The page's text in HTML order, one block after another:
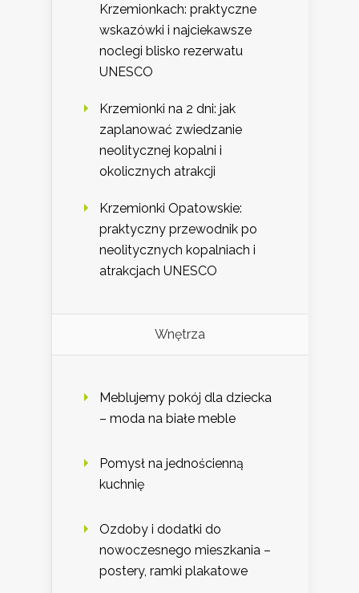
Krzemionkach: praktyczne
wskazówki i najciekawsze
noclegi blisko rezerwatu
UNESCO
Krzemionki na 2 dni: jak
zaplanować zwiedzanie
neolitycznej kopalni i
okolicznych atrakcji
Krzemionki Opatowskie:
praktyczny przewodnik po
neolitycznych kopalniach i
atrakcjach UNESCO
Wnętrza
Meblujemy pokój dla dziecka
– moda na białe meble
Pomysł na jednościenną
kuchnię
Ozdoby i dodatki do
nowoczesnego mieszkania –
postery, ramki plakatowe